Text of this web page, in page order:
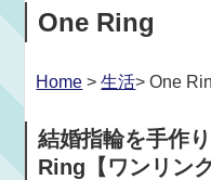
One Ring
Home >生活> One
結婚指輪を手作
Ring【ワンリン